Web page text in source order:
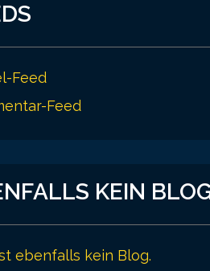
Feed
Feed
KEIN
ebenfalls kein Blog.